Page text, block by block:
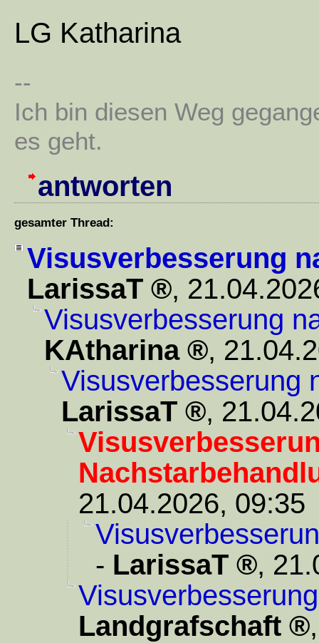
LG Katharina
--
Ich bin diesen Weg
es geht.
antworten
gesamter Thread:
Visusverbesserung
LarissaT
,
Visusverbesserung
KAtharina
,
Visusverbesserung
LarissaT
,
21.04.2026, 09:35
- LarissaT ,
Landgrafschaft